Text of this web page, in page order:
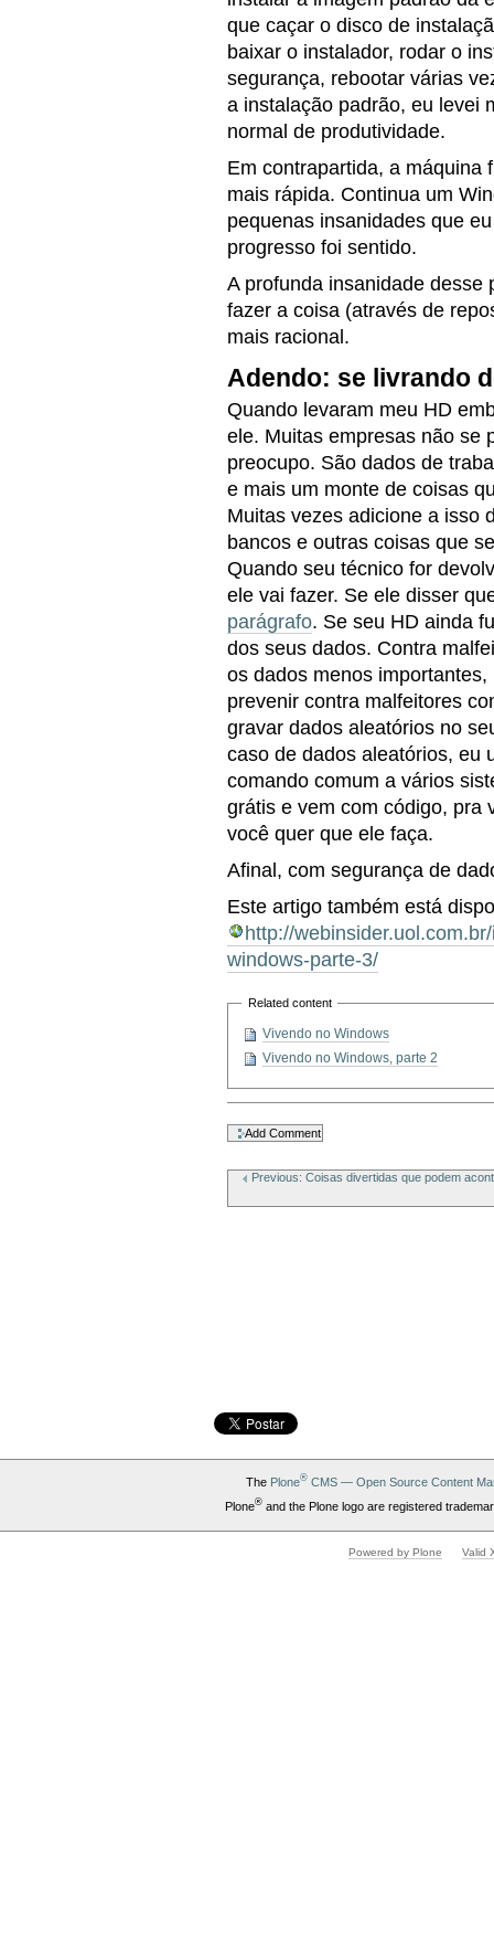
que caçar o disco de
baixar o instalador, rodar o
segurança, rebootar várias
a instalação padrão, eu levei
normal de produtividade.
Em contrapartida, a máquina
mais rápida. Continua um
pequenas insanidades que
progresso foi sentido.
A profunda insanidade desse
fazer a coisa (através de
mais racional.
Adendo: se livrando
Quando levaram meu HD
ele. Muitas empresas não se
preocupo. São dados de
e mais um monte de coisas
Muitas vezes adicione a isso
bancos e outras coisas que
Quando seu técnico for
ele vai fazer. Se ele disser
parágrafo. Se seu HD ainda
dos seus dados. Contra
os dados menos
prevenir contra malfeitores
gravar dados aleatórios no
caso de dados aleatórios, eu
comando comum a vários
grátis e vem com código, pra
você quer que ele faça.
Afinal, com segurança de
Este artigo também está
http://
windows-parte-3/
Related content
Vivendo no Windows
Vivendo no Windows, parte 2
Actions
Previous: Coisas divertidas que podem
The Plone®CMS — Open Source Content
Plone®and the Plone logo are registered
Powered by Plone Valid